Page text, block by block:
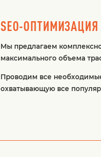
SEO-ОПТИМИЗАЦИЯ
Мы предлагаем
максимального объема
Проводим все
охватывающую все